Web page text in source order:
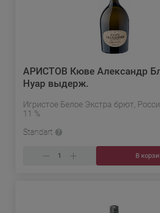
АРИСТОВ Кюве Александр
Нуар выдерж.
Игристое Белое Экстра брют,
11 %
Standart
В